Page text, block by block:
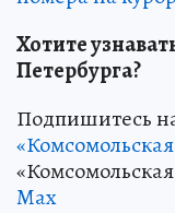
Хотите
Петербурга?
Подпишитесь
Max